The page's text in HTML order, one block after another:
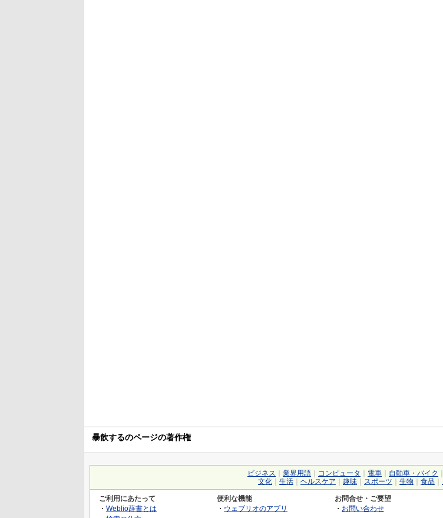
暴飲するのページの著作権
ビジネス 業界用語 コンピュータ 電車 自動車・バイク
文化
生活 ヘルスケア 趣味 スポーツ 生物 食品
ご利用にあたって
・ Weblio辞書とは
便利な機能
・ ウェブリオのアプリ
お問合せ・ご要望
・ お問い合わせ